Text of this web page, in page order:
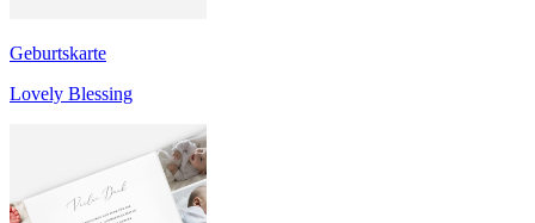
Geburtskarte
Lovely Blessing